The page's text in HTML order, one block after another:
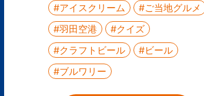
#アイスクリーム
#ご当地グルメ
#羽田空港
#クイズ
#クラフトビール
#ビール
#ブルワリー